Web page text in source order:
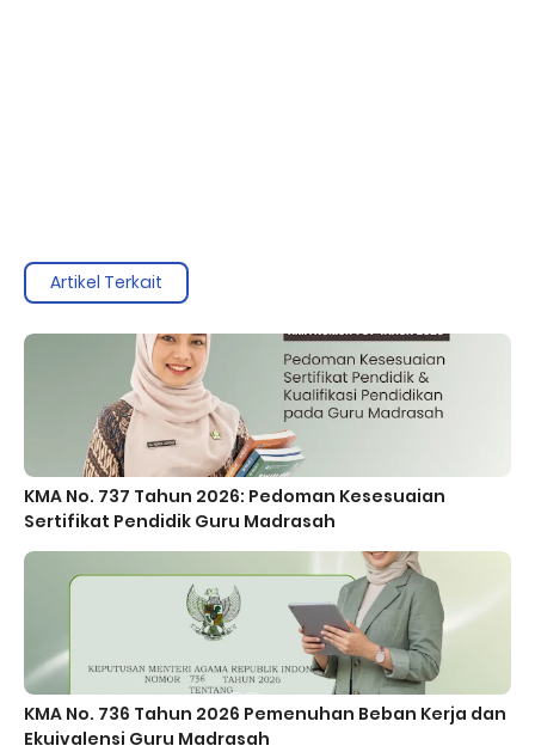
Artikel Terkait
KMA No. 737 Tahun 2026: Pedoman Kesesuaian
Sertifikat Pendidik Guru Madrasah
KMA No. 736 Tahun 2026 Pemenuhan Beban Kerja dan
Ekuivalensi Guru Madrasah